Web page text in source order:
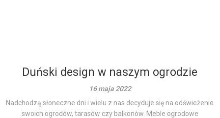
Duński design w naszym ogrodzie
16 maja 2022
Nadchodzą słoneczne dni i wielu z nas decyduje się na odświeżenie
swoich ogrodów, tarasów czy balkonów. Meble ogrodowe